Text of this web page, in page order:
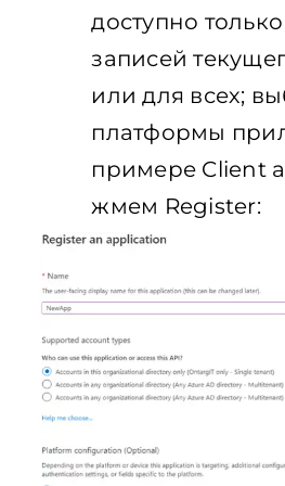
доступно
записей
или для всех;
платформы
примере Client
жмем Register: